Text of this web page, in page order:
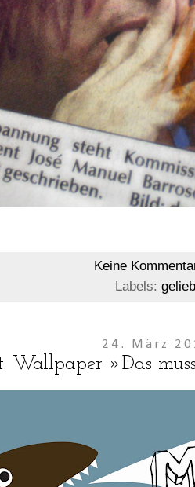
Keine
Labels:
24. März
Wallpaper »Das